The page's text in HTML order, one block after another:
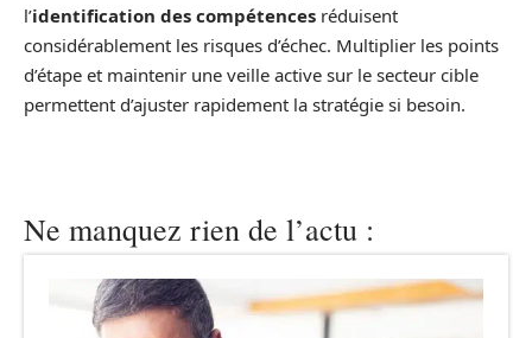
l’identification des compétences réduisent
considérablement les risques d’échec. Multiplier les points
d’étape et maintenir une veille active sur le secteur cible
permettent d’ajuster rapidement la stratégie si besoin.
Ne manquez rien de l’actu :